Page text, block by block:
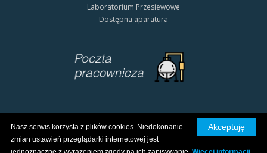
Laboratorium Przesiewowe
Dostępna aparatura
Wszystkie prawa zastrzeżone © 2026 CBMiM PAN
Polityka prywatności
Akceptuję
Nasz serwis korzysta z plików cookies. Niedokonanie
zmian ustawień przeglądarki internetowej jest